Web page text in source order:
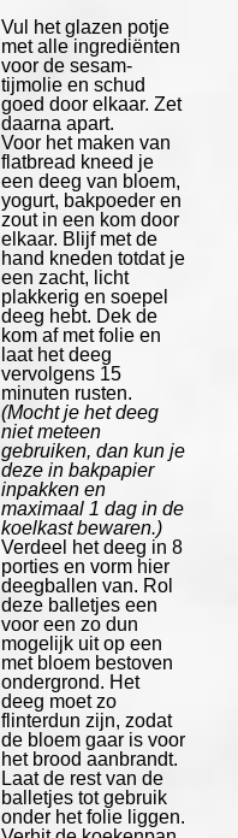
Vul het glazen potje
met alle ingrediënten
voor de sesam-
tijmolie en schud
goed door elkaar. Zet
daarna apart.
Voor het maken van
flatbread kneed je
een deeg van bloem,
yogurt, bakpoeder en
zout in een kom door
elkaar. Blijf met de
hand kneden totdat je
een zacht, licht
plakkerig en soepel
deeg hebt. Dek de
kom af met folie en
laat het deeg
vervolgens 15
minuten rusten.
(Mocht je het deeg
niet meteen
gebruiken, dan kun je
deze in bakpapier
inpakken en
maximaal 1 dag in de
koelkast bewaren.)
Verdeel het deeg in 8
porties en vorm hier
deegballen van. Rol
deze balletjes een
voor een zo dun
mogelijk uit op een
met bloem bestoven
ondergrond. Het
deeg moet zo
flinterdun zijn, zodat
de bloem gaar is voor
het brood aanbrandt.
Laat de rest van de
balletjes tot gebruik
onder het folie liggen.